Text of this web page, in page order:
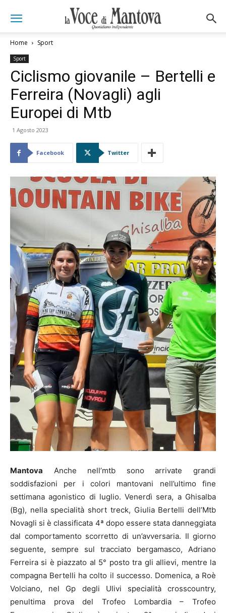
Home Sport
Sport
Ciclismo giovanile – Bertelli e
Ferreira (Novagli) agli
Europei di Mtb
1 Agosto 2023
Facebook Twitter
Mantova Anche nell’mtb sono arrivate grandi
soddisfazioni per i colori mantovani nell’ultimo fine
settimana agonistico di luglio. Venerdì sera, a Ghisalba
(Bg), nella specialità short treck, Giulia Bertelli dell’Mtb
Novagli si è classificata 4ª dopo essere stata danneggiata
dal comportamento scorretto di un’avversaria. Il giorno
seguente, sempre sul tracciato bergamasco, Adriano
Ferreira si è piazzato al 5° posto tra gli allievi, mentre la
compagna Bertelli ha colto il successo. Domenica, a Roè
Volciano, nel Gp degli Ulivi specialità crosscountry,
penultima prova del Trofeo Lombardia – Trofeo